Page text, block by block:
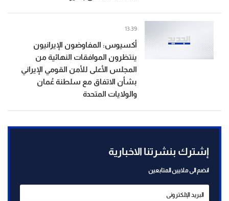
أكسيوس: المفاوضون الإيرانيون
ينتظرون الموافقات النهائية من
المجلس الأعلى للأمن القومي الإيراني
بشأن الاتفاق مع سلطنة عُمان
والولايات المتحدة
13:39
إشترك بنشرتنا الاخبارية
انضم الى ملايين المتابعين